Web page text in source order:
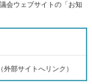
会ウェブサイトの「お知
部サイトへリンク）